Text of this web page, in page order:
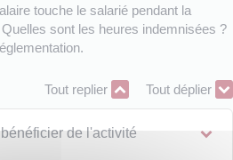
touche le salarié pendant la
sont les heures indemnisées ?
Tout replier Tout déplier
de l'activité